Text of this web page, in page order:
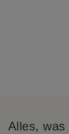
Alles, was